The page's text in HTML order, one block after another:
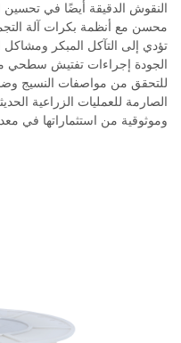
النقوش الدقيقة أيضًا في تحسين
محسن مع أنظمة بكرات آلة
تؤدي إلى التآكل المبكر
الجودة إجراءات تفتيش سطحي
للتحقق من مواصفات النسيج
الصارمة للعمليات الزراعية
وموثوقية من استثماراتها في